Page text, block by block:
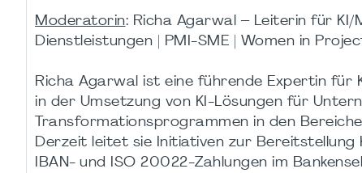
Moderatorin: Richa Agarwal – Leiterin für
Dienstleistungen | PMI-SME | Women in
Richa Agarwal ist eine führende Expertin für
in der Umsetzung von KI-Lösungen für
Transformationsprogrammen in den
Derzeit leitet sie Initiativen zur
IBAN- und ISO 20022-Zahlungen im